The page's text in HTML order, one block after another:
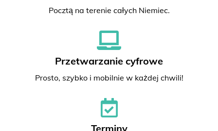
Pocztą na terenie całych Niemiec.
Przetwarzanie cyfrowe
Prosto, szybko i mobilnie w każdej chwili!
Terminy